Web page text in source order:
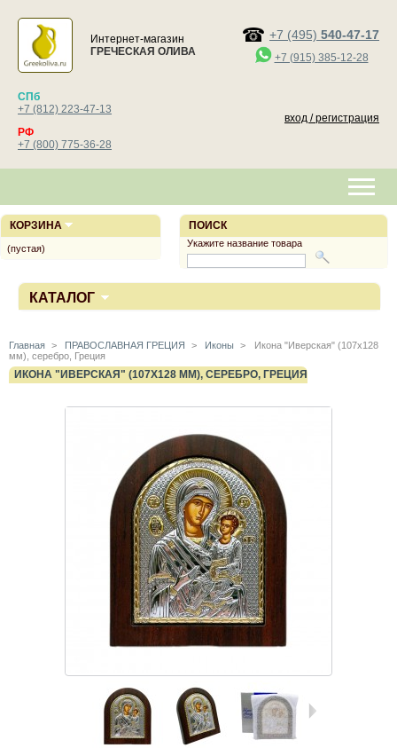
Интернет-магазин
ГРЕЧЕСКАЯ ОЛИВА
+7 (495) 540-47-17
+7 (915) 385-12-28
СПб
+7 (812) 223-47-13
РФ
+7 (800) 775-36-28
вход / регистрация
КАТАЛОГ
Главная > ПРАВОСЛАВНАЯ ГРЕЦИЯ > Иконы >
Икона "Иверская" (107х128
мм), серебро, Греция
ИКОНА "ИВЕРСКАЯ" (107Х128 ММ), СЕРЕБРО, ГРЕЦИЯ
ПОИСК
Укажите название товара
КОРЗИНА
(пустая)